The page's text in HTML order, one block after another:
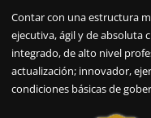
Contar con una estructura
ejecutiva, ágil y de absoluta
integrado, de alto nivel
actualización; innovador,
condiciones básicas de